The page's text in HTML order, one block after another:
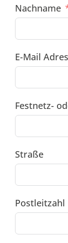
Nachname
E-Mail
Festnetz-
Straße
Postleitzahl